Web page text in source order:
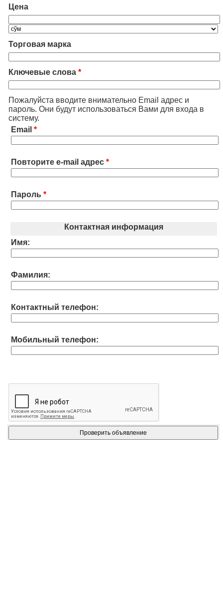
Цена
Торговая марка
Ключевые слова *
Пожалуйста вводите внимательно Email адрес и
пароль. Они будут использоваться Вами для входа в
систему.
Email *
Повторите e-mail адрес *
Пароль *
Контактная информация
Имя:
Фамилия:
Контактный телефон:
Мобильный телефон: